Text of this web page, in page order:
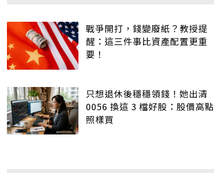
戰爭開打，錢變廢紙？教授提
醒：這三件事比資產配置更重
要！
只想退休後穩穩領錢！她出清
0056 換這 3 檔好股：股價高點
照樣買